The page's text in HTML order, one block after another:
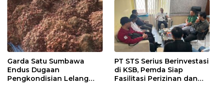
Garda Satu Sumbawa
Endus Dugaan
Pengkondisian Lelang
PT STS Serius Berinvestasi
di KSB, Pemda Siap
Fasilitasi Perizinan dan